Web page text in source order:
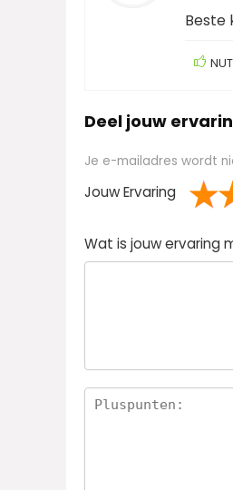
Beste
Deel jouw
Je e-mailadres wordt
Jouw Ervaring
van
de 5
Wat is jouw ervaring